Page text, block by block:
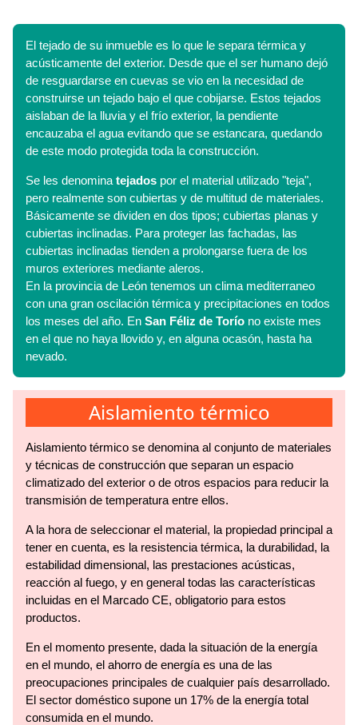
El tejado de su inmueble es lo que le separa térmica y
acústicamente del exterior. Desde que el ser humano dejó
de resguardarse en cuevas se vio en la necesidad de
construirse un tejado bajo el que cobijarse. Estos tejados
aislaban de la lluvia y el frío exterior, la pendiente
encauzaba el agua evitando que se estancara, quedando
de este modo protegida toda la construcción.
Se les denomina tejados por el material utilizado "teja",
pero realmente son cubiertas y de multitud de materiales.
Básicamente se dividen en dos tipos; cubiertas planas y
cubiertas inclinadas. Para proteger las fachadas, las
cubiertas inclinadas tienden a prolongarse fuera de los
muros exteriores mediante aleros.
En la provincia de León tenemos un clima mediterraneo
con una gran oscilación térmica y precipitaciones en todos
los meses del año. En San Féliz de Torío no existe mes
en el que no haya llovido y, en alguna ocasón, hasta ha
nevado.
Aislamiento térmico
Aislamiento térmico se denomina al conjunto de materiales
y técnicas de construcción que separan un espacio
climatizado del exterior o de otros espacios para reducir la
transmisión de temperatura entre ellos.
A la hora de seleccionar el material, la propiedad principal a
tener en cuenta, es la resistencia térmica, la durabilidad, la
estabilidad dimensional, las prestaciones acústicas,
reacción al fuego, y en general todas las características
incluidas en el Marcado CE, obligatorio para estos
productos.
En el momento presente, dada la situación de la energía
en el mundo, el ahorro de energía es una de las
preocupaciones principales de cualquier país desarrollado.
El sector doméstico supone un 17% de la energía total
consumida en el mundo.